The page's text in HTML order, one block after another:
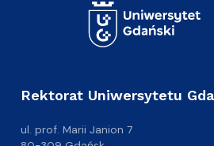
Rektorat Uniwersytetu
ul. prof. Marii Janion 7